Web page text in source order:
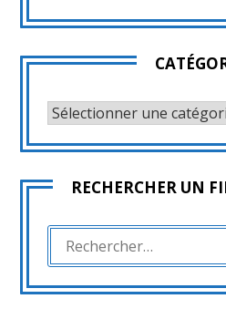
CATÉGORIES
RECHERCHER UN